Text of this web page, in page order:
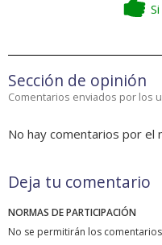
Si
Sección de opinión
Comentarios enviados por los
No hay comentarios por el
Deja tu comentario
NORMAS DE PARTICIPACIÓN
No se permitirán los